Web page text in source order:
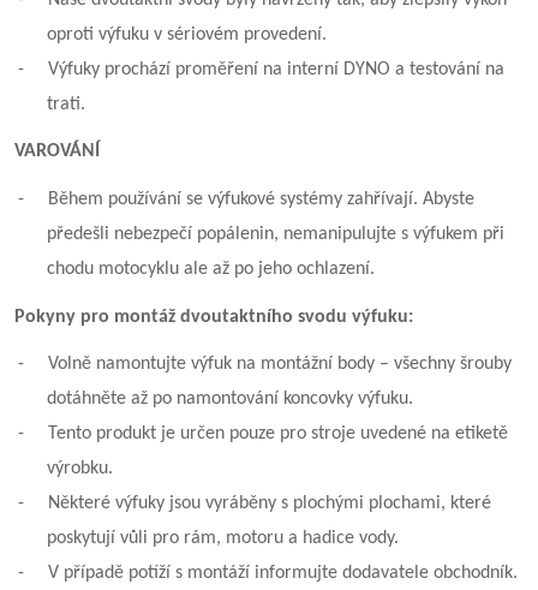
oproti výfuku v sériovém provedení.
-
Výfuky prochází proměření na interní DYNO a testování na
trati.
VAROVÁNÍ
-
Během používání se výfukové systémy zahřívají. Abyste
předešli nebezpečí popálenin, nemanipulujte s výfukem při
chodu motocyklu ale až po jeho ochlazení.
Pokyny pro montáž dvoutaktního svodu výfuku:
-
Volně namontujte výfuk na montážní body – všechny šrouby
dotáhněte až po namontování koncovky výfuku.
-
Tento produkt je určen pouze pro stroje uvedené na etiketě
výrobku.
-
Některé výfuky jsou vyráběny s plochými plochami, které
poskytují vůli pro rám, motoru a hadice vody.
-
V případě potíží s montáží informujte dodavatele obchodník.